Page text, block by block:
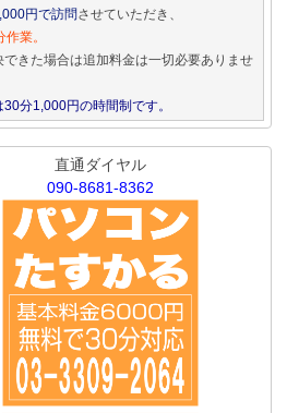
円で訪問させていただき、
業。
できた場合は追加料金は一切必要ありませ
分1,000円の時間制です。
直通ダイヤル
090-8681-8362